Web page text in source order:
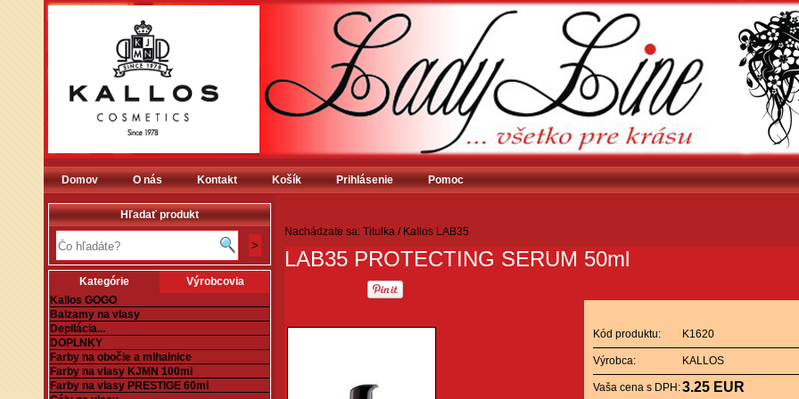
Domov O nás Kontakt Košík Prihlásenie Pomoc
Hľadať produkt
Kategórie
Výrobcovia
Kallos GOGO
Balzamy na vlasy
Depilácia...
DOPLNKY
Farby na obočie a mihalnice
Farby na vlasy KJMN 100ml
Farby na vlasy PRESTIGE 60ml
Nachádzate sa: Titulka / Kallos LAB35
LAB35 PROTECTING SERUM 50ml
Kód produktu: K1620
Výrobca: KALLOS
Vaša cena s DPH:3.25 EUR